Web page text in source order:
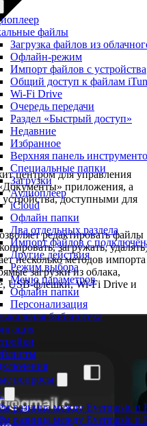
файлы
Загрузка файлов из
Офлайн-режим
Импорт файлов с устройства
Общий доступ к файлам
Wi-Fi Drive
Очередь передачи
Раздел «Быстрый доступ»
Недавние
Избранное
Верхняя панель
Специальные папки
Загрузки
Аудиоплеер
iCloud
Офлайн папки
Два отдельных раздела
Импорт файлов с
Другие действия
Режим выбора
Меню параметров
Офлайн папки
Персонализация
библиотека
вопросы
разница между Evermusic и
разница между Evermusic и
центром для управления
приложения, а
доступными для
редактировать файлы
загружать,
несколько методов импорта
загрузки из облака,
USB-флешки, Wi-Fi Drive и